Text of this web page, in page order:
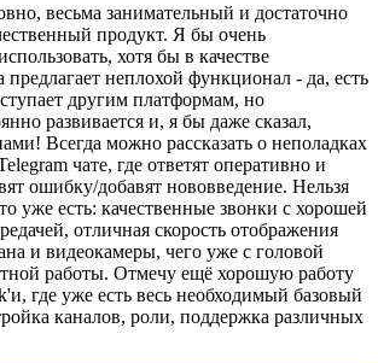
весьма занимательный и достаточно
продукт. Я бы очень
хотя бы в качестве
неплохой функционал - да, есть
другим платформам, но
развивается и, я бы даже сказал,
Всегда можно рассказать о неполадках
чате, где ответят оперативно и
ошибку/добавят нововведение. Нельзя
уже есть: качественные звонки с хорошей
отличная скорость отображения
и видеокамеры, чего уже с головой
работы. Отмечу ещё хорошую работу
где уже есть весь необходимый базовый
каналов, роли, поддержка различных